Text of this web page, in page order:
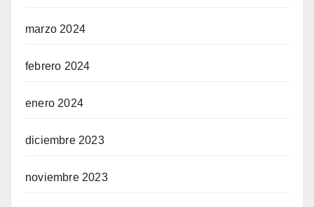
marzo 2024
febrero 2024
enero 2024
diciembre 2023
noviembre 2023